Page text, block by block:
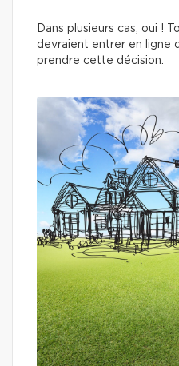
Dans plusieurs cas, oui !
devraient entrer en ligne
prendre cette décision.